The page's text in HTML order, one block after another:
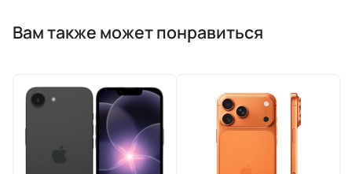
Вам также может понравиться